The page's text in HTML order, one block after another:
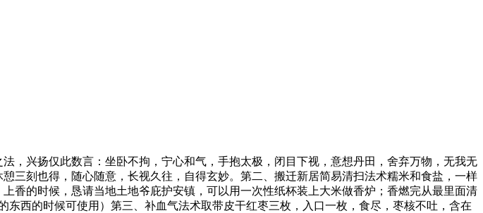
，兴扬仅此数言：坐卧不拘，宁心和气，手抱太极，闭目下视，意想丹田，舍弃万物，无我无
三刻也得，随心随意，长视久往，自得玄妙。第二、搬迁新居简易清扫法术糯米和食盐，一样
香的时候，恳请当地土地爷庇护安镇，可以用一次性纸杯装上大米做香炉；香燃完从最里面清
西的时候可使用）第三、补血气法术取带皮干红枣三枚，入口一枚，食尽，枣核不吐，含在